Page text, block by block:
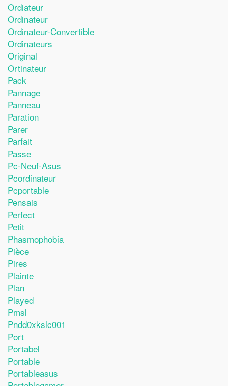
Ordiateur
Ordinateur
Ordinateur-Convertible
Ordinateurs
Original
Ortinateur
Pack
Pannage
Panneau
Paration
Parer
Parfait
Passe
Pc-Neuf-Asus
Pcordinateur
Pcportable
Pensais
Perfect
Petit
Phasmophobia
Pièce
Pires
Plainte
Plan
Played
Pmsl
Pndd0xkslc001
Port
Portabel
Portable
Portableasus